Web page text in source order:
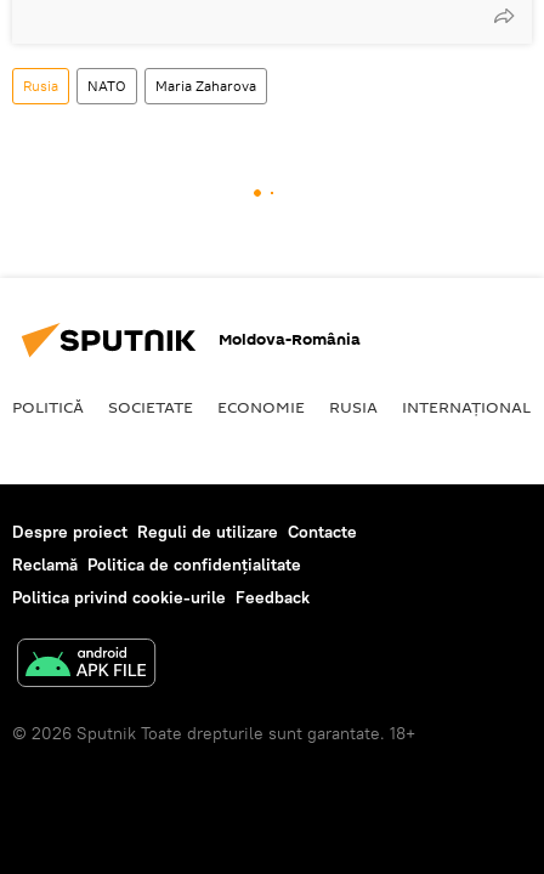
Rusia NATO Maria Zaharova
Moldova-România
POLITICĂ SOCIETATE ECONOMIE RUSIA INTERNAŢIONAL
Despre proiect Reguli de utilizare Contacte
Reclamă Politica de confidențialitate
Politica privind cookie-urile Feedback
© 2026 Sputnik Toate drepturile sunt garantate. 18+